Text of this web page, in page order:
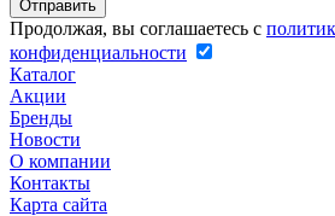
Продолжая, вы соглашаетесь с
конфиденциальности
Каталог
Акции
Бренды
Новости
О компании
Контакты
Карта сайта